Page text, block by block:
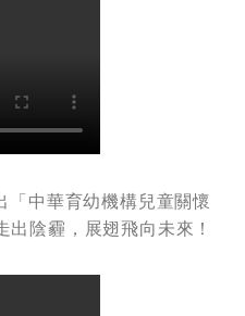
「中華育幼機構兒童關懷
陰霾，展翅飛向未來！